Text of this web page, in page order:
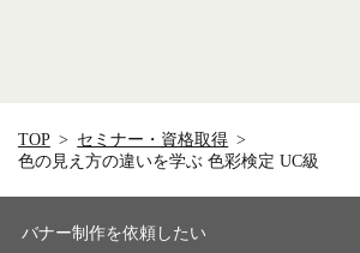
TOP
セミナー・資格取得
色の見え方の違いを学ぶ 色彩検定 UC級
バナー制作を依頼したい